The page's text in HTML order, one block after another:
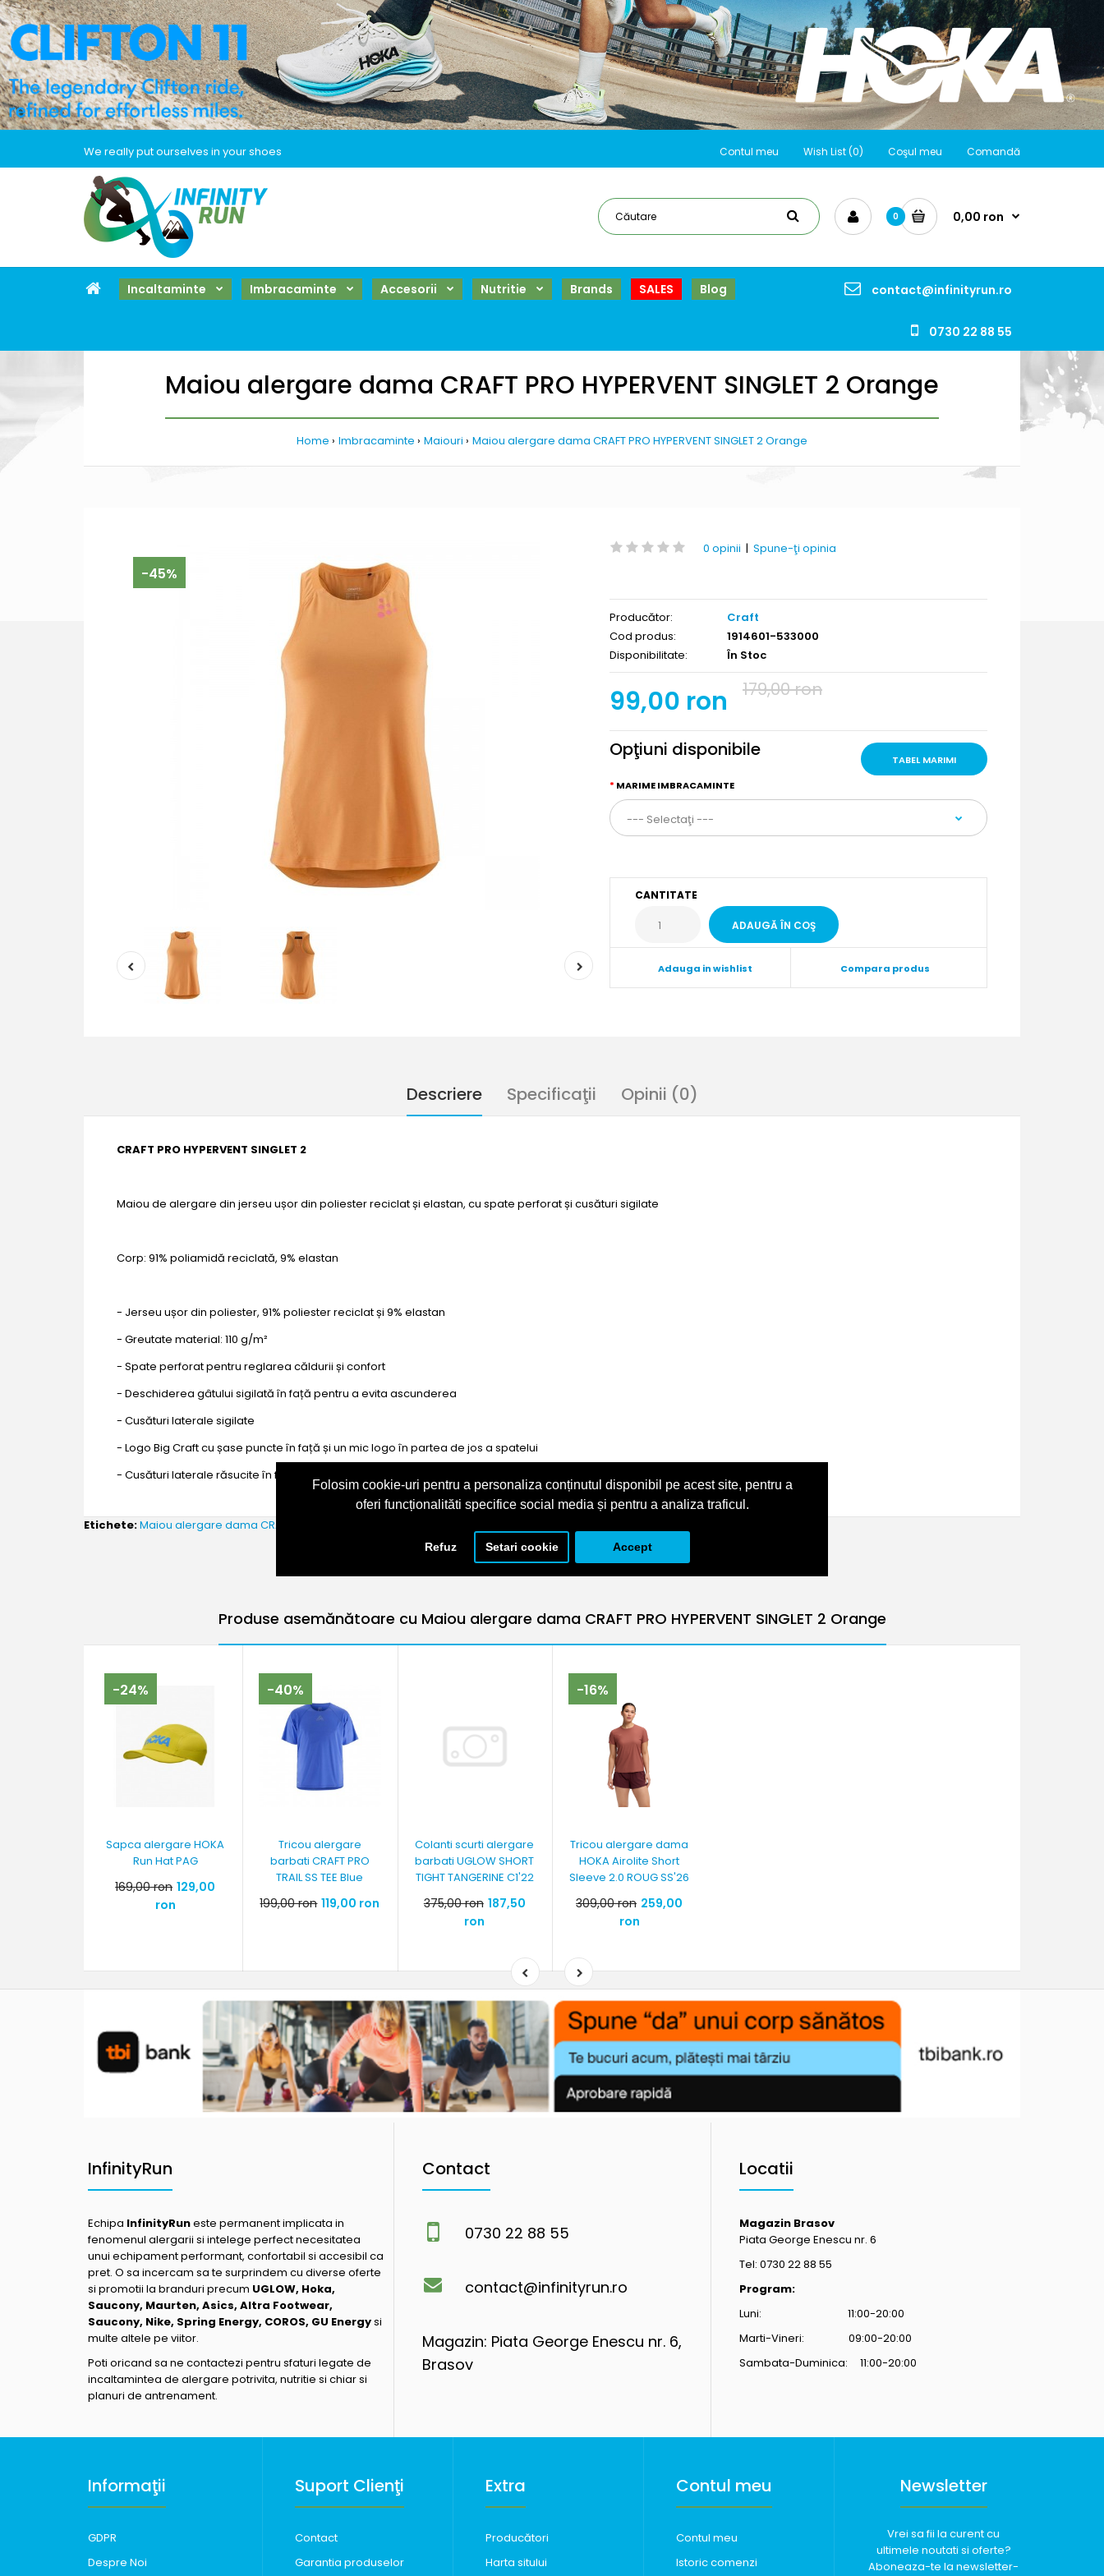
Folosim cookie-uri pentru a personaliza conținutul disponibil pe acest site, pentru a
oferi funcționalităti specifice social media și pentru a analiza traficul.
Refuz Setari cookie Accept
We really put ourselves in your shoes Contul meu Wish List (0) Coşul meu Comandă
0 0,00 ron
Incaltaminte Imbracaminte Accesorii Nutritie Brands SALES Blog contact@infinityrun.ro
0730 22 88 55
Maiou alergare dama CRAFT PRO HYPERVENT SINGLET 2 Orange
Home Imbracaminte Maiouri Maiou alergare dama CRAFT PRO HYPERVENT SINGLET 2 Orange
-45%
0 opinii | Spune-ţi opinia
Producător:
Craft
Cod produs:
1914601-533000
Disponibilitate:
În Stoc
99,00 ron 179,00 ron
TABEL MARIMI
Opţiuni disponibile
MARIME IMBRACAMINTE
CANTITATE
Adauga in wishlist Compara produs
Descriere Specificaţii Opinii (0)
CRAFT PRO HYPERVENT SINGLET 2
Maiou de alergare din jerseu ușor din poliester reciclat și elastan, cu spate perforat și cusături sigilate
Corp: 91% poliamidă reciclată, 9% elastan
- Jerseu ușor din poliester, 91% poliester reciclat și 9% elastan
- Greutate material: 110 g/m²
- Spate perforat pentru reglarea căldurii și confort
- Deschiderea gâtului sigilată în față pentru a evita ascunderea
- Cusături laterale sigilate
- Logo Big Craft cu șase puncte în față și un mic logo în partea de jos a spatelui
- Cusături laterale răsucite în față pe piesa din față
Etichete:Maiou alergare dama CRAFT PRO HYPERVENT SINGLET 2 Orange
Produse asemănătoare cu Maiou alergare dama CRAFT PRO HYPERVENT SINGLET 2 Orange
-24%
Sapca alergare HOKA
Run Hat PAG
169,00 ron 129,00
ron
-40%
Tricou alergare
barbati CRAFT PRO
TRAIL SS TEE Blue
199,00 ron 119,00 ron
Colanti scurti alergare
barbati UGLOW SHORT
TIGHT TANGERINE C1'22
375,00 ron 187,50
ron
-16%
Tricou alergare dama
HOKA Airolite Short
Sleeve 2.0 ROUG SS'26
309,00 ron 259,00
ron
InfinityRun
Echipa InfinityRuneste permanent implicata in
fenomenul alergarii si intelege perfect necesitatea
unui echipament performant, confortabil si accesibil ca
pret. O sa incercam sa te surprindem cu diverse oferte
si promotii la branduri precum UGLOW, Hoka,
Saucony, Maurten, Asics, Altra Footwear,
Saucony, Nike, Spring Energy, COROS, GU Energysi
multe altele pe viitor.
Poti oricand sa ne contactezi pentru sfaturi legate de
incaltamintea de alergare potrivita, nutritie si chiar si
planuri de antrenament.
Contact
0730 22 88 55
contact@infinityrun.ro
Magazin: Piata George Enescu nr. 6,
Brasov
Locatii
Magazin Brasov
Piata George Enescu nr. 6
Tel: 0730 22 88 55
Program:
Luni: 11:00-20:00
Marti-Vineri: 09:00-20:00
Sambata-Duminica: 11:00-20:00
Informaţii
GDPR
Despre Noi
Suport Clienţi
Contact
Garantia produselor
Extra
Producători
Harta sitului
Contul meu
Contul meu
Istoric comenzi
Newsletter
Vrei sa fii la curent cu
ultimele noutati si oferte?
Aboneaza-te la newsletter-